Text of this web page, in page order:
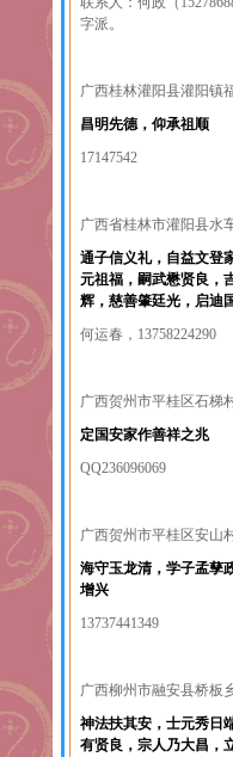
字派。
广西桂林灌阳县灌阳镇
昌明先德，仰承祖顺
17147542
广西省桂林市灌阳县水
通子信义礼，自益文登
元祖福，嗣武懋贤良，
辉，慈善肇廷光，启迪
何运春，13758224290
广西贺州市平桂区石梯
定国安家作善祥之兆
QQ236096069
广西贺州市平桂区安山
海守玉龙清，学子孟孳
增兴
13737441349
广西柳州市融安县桥板
神法扶其安，士元秀日
有贤良，宗人乃大昌，